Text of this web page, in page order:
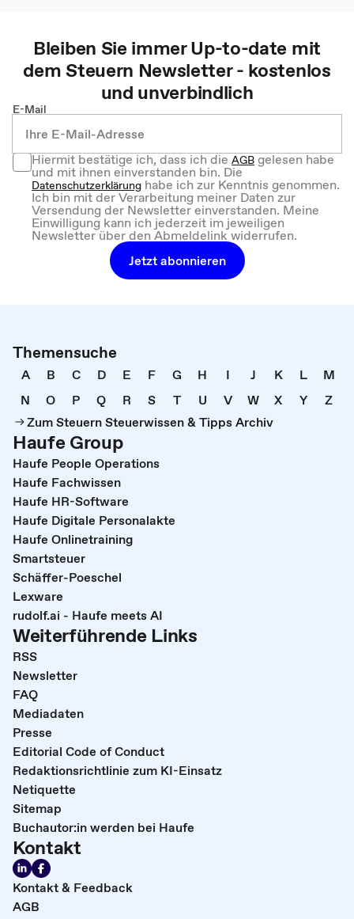
Bleiben Sie immer Up-to-date mit
demSteuern Newsletter - kostenlos
und unverbindlich
E-Mail
Hiermit bestätige ich, dass ich dieAGBgelesen habe
und mit ihnen einverstanden bin. Die
Datenschutzerklärung habe ich zur Kenntnis genommen.
Ich bin mit der Verarbeitung meiner Daten zur
Versendung der Newsletter einverstanden. Meine
Einwilligung kann ich jederzeit im jeweiligen
Newsletter über den Abmeldelink widerrufen.
Jetzt abonnieren
Themensuche
A B C D E F G H I J K L
M
N
O P Q R S T U V W X Y
Z
Zum Steuern Steuerwissen & Tipps Archiv
Haufe Group
Haufe People Operations
Haufe Fachwissen
Haufe HR-Software
Haufe Digitale Personalakte
Haufe Onlinetraining
Smartsteuer
Schäffer-Poeschel
Lexware
rudolf.ai - Haufe meets AI
Weiterführende Links
RSS
Newsletter
FAQ
Mediadaten
Presse
Editorial Code of Conduct
Redaktionsrichtlinie zum KI-Einsatz
Netiquette
Sitemap
Buchautor:in werden bei Haufe
Kontakt
Kontakt & Feedback
AGB